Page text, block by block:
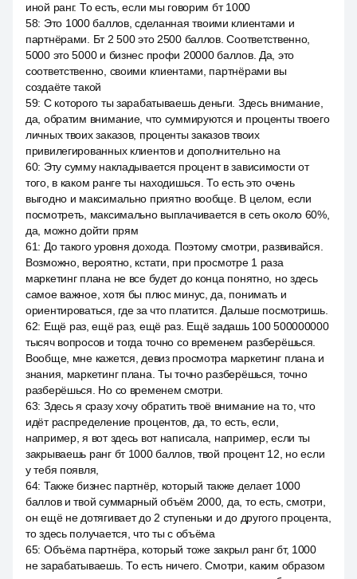
иной ранг. То есть, если мы говорим бт 1000
58: Это 1000 баллов, сделанная твоими клиентами и
партнёрами. Бт 2 500 это 2500 баллов. Соответственно,
5000 это 5000 и бизнес профи 20000 баллов. Да, это
соответственно, своими клиентами, партнёрами вы
создаёте такой
59: С которого ты зарабатываешь деньги. Здесь внимание,
да, обратим внимание, что суммируются и проценты твоего
личных твоих заказов, проценты заказов твоих
привилегированных клиентов и дополнительно на
60: Эту сумму накладывается процент в зависимости от
того, в каком ранге ты находишься. То есть это очень
выгодно и максимально приятно вообще. В целом, если
посмотреть, максимально выплачивается в сеть около 60%,
да, можно дойти прям
61: До такого уровня дохода. Поэтому смотри, развивайся.
Возможно, вероятно, кстати, при просмотре 1 раза
маркетинг плана не все будет до конца понятно, но здесь
самое важное, хотя бы плюс минус, да, понимать и
ориентироваться, где за что платится. Дальше посмотришь.
62: Ещё раз, ещё раз, ещё раз. Ещё задашь 100 500000000
тысяч вопросов и тогда точно со временем разберёшься.
Вообще, мне кажется, девиз просмотра маркетинг плана и
знания, маркетинг плана. Ты точно разберёшься, точно
разберёшься. Но со временем смотри.
63: Здесь я сразу хочу обратить твоё внимание на то, что
идёт распределение процентов, да, то есть, если,
например, я вот здесь вот написала, например, если ты
закрываешь ранг бт 1000 баллов, твой процент 12, но если
у тебя появля,
64: Также бизнес партнёр, который также делает 1000
баллов и твой суммарный объём 2000, да, то есть, смотри,
он ещё не дотягивает до 2 ступеньки и до другого процента,
то здесь получается, что ты с объёма
65: Объёма партнёра, который тоже закрыл ранг бт, 1000
не зарабатываешь. То есть ничего. Смотри, каким образом